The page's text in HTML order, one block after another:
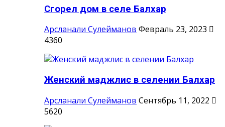
Сгорел дом в селе Балхар
Арсланали Сулейманов Февраль 23, 2023
4360
Женский маджлис в селении Балхар
Арсланали Сулейманов Сентябрь 11, 2022
5620